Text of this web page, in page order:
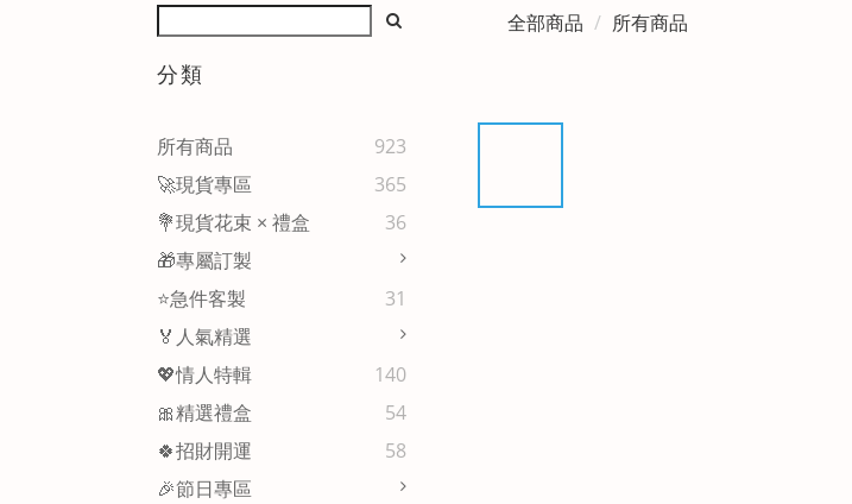
分類
所有商品
923
🚀現貨專區
365
💐現貨花束 × 禮盒
36
🎁專屬訂製
⭐急件客製
31
🏅人氣精選
💖情人特輯
140
🎀精選禮盒
54
🍀招財開運
58
🎉節日專區
全部商品 所有商品